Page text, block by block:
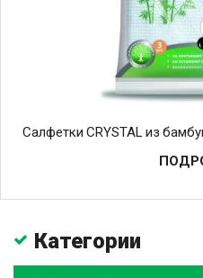
Салфетки CRYSTAL из
Категории